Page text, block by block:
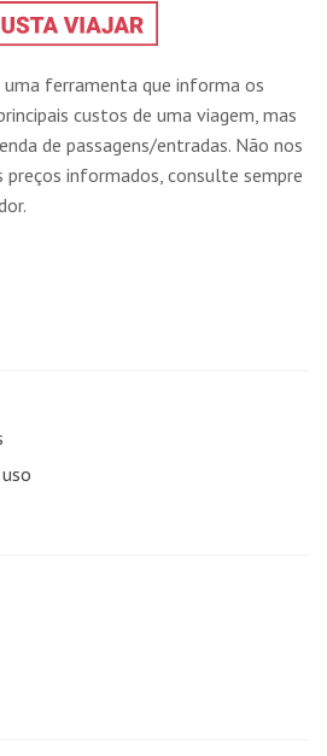
ferramenta que informa os
custos de uma viagem, mas
de passagens/entradas. Não nos
informados, consulte sempre